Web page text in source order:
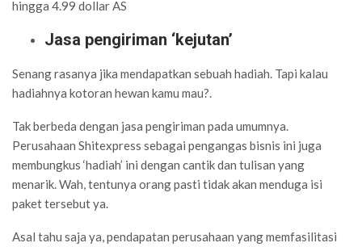
hingga 4.99 dollar AS
Jasa pengiriman ‘kejutan’
Senang rasanya jika mendapatkan sebuah hadiah. Tapi kalau
hadiahnya kotoran hewan kamu mau?.
Tak berbeda dengan jasa pengiriman pada umumnya.
Perusahaan Shitexpress sebagai pengangas bisnis ini juga
membungkus ‘hadiah’ ini dengan cantik dan tulisan yang
menarik. Wah, tentunya orang pasti tidak akan menduga isi
paket tersebut ya.
Asal tahu saja ya, pendapatan perusahaan yang memfasilitasi